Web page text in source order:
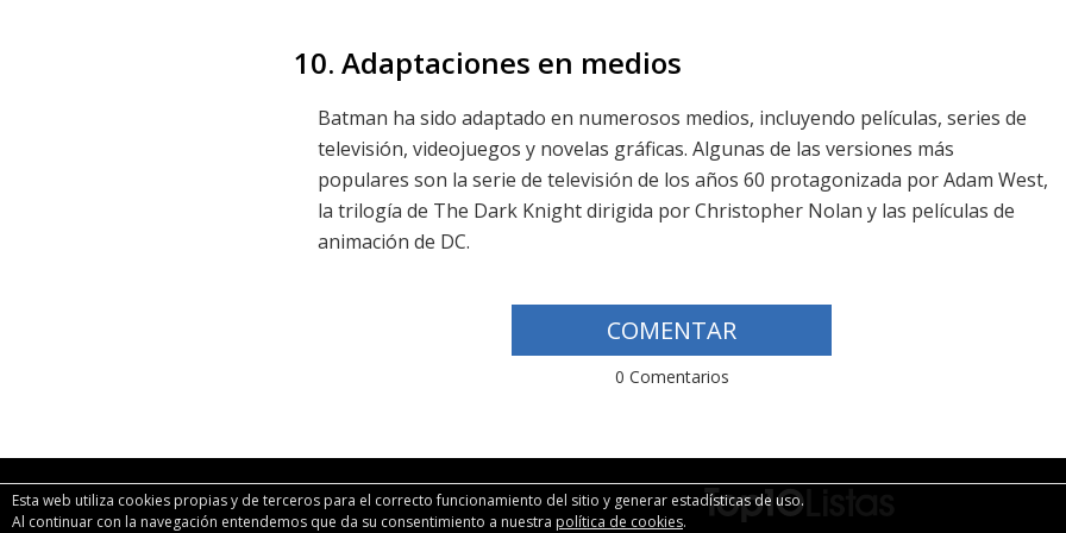
10. Adaptaciones en medios
Batman ha sido adaptado en numerosos medios, incluyendo películas, series de
televisión, videojuegos y novelas gráficas. Algunas de las versiones más
populares son la serie de televisión de los años 60 protagonizada por Adam West,
la trilogía de The Dark Knight dirigida por Christopher Nolan y las películas de
animación de DC.
COMENTAR
0 Comentarios
Esta web utiliza cookies propias y de terceros para el correcto funcionamiento del sitio y generar estadísticas de uso.
Al continuar con la navegación entendemos que da su consentimiento a nuestra política de cookies.